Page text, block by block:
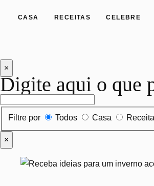
CASA RECEITAS CELEBRE
×
Digite aqui o que
Filtrar por tipo de conteúdo
Filtre por Todos Casa
×